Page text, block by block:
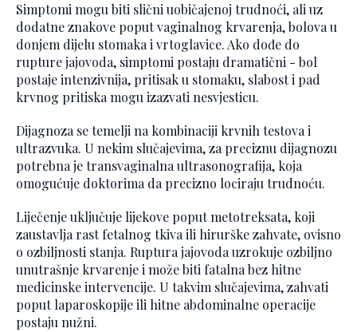
Simptomi mogu biti slični uobičajenoj trudnoći, ali uz
dodatne znakove poput vaginalnog krvarenja, bolova u
donjem dijelu stomaka i vrtoglavice. Ako dođe do
rupture jajovoda, simptomi postaju dramatični - bol
postaje intenzivnija, pritisak u stomaku, slabost i pad
krvnog pritiska mogu izazvati nesvjesticu.
Dijagnoza se temelji na kombinaciji krvnih testova i
ultrazvuka. U nekim slučajevima, za preciznu dijagnozu
potrebna je transvaginalna ultrasonografija, koja
omogućuje doktorima da precizno lociraju trudnoću.
Liječenje uključuje lijekove poput metotreksata, koji
zaustavlja rast fetalnog tkiva ili hirurške zahvate, ovisno
o ozbiljnosti stanja. Ruptura jajovoda uzrokuje ozbiljno
unutrašnje krvarenje i može biti fatalna bez hitne
medicinske intervencije. U takvim slučajevima, zahvati
poput laparoskopije ili hitne abdominalne operacije
postaju nužni.